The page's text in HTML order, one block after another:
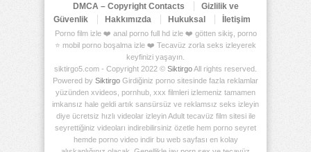
DMCA – Copyright Contacts
Gizlilik ve
Güvenlik
Hakkımızda Hukuksal İletişim
Porno film izle ❤️ anal porno full hd izle ❤️ götten sikiş, porno
⭐ mobil porno boşalma izle ❤️ Tecavüz zorla seks izleyerek
keyfinizi yaşayın.
siktirgo5.com - Copyright 2022 © SiktirgoAll rights reserved.
Powered by Siktirgo Girdiğiniz porno sitesinde fazla reklamlar
yüzünden xvideos, pornhub, xxx filmleri izlemeniz tamamen
imkansız hale geldi artık sansürsüz ve reklamsız seks izleyin
diye ücretsiz hızlı videolar izleyin Adult tecavüz film sitesi ile
seyrettiğiniz videoları indirebilirsiniz özetle hem porno seyret
hemde porno video indir bu web sayfası en kolay